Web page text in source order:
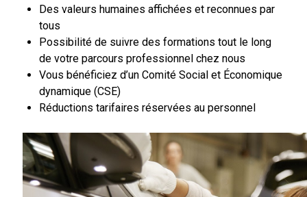
Des valeurs humaines affichées et reconnues par
tous
Possibilité de suivre des formations tout le long
de votre parcours professionnel chez nous
Vous bénéficiez d’un Comité Social et Économique
dynamique (CSE)
Réductions tarifaires réservées au personnel